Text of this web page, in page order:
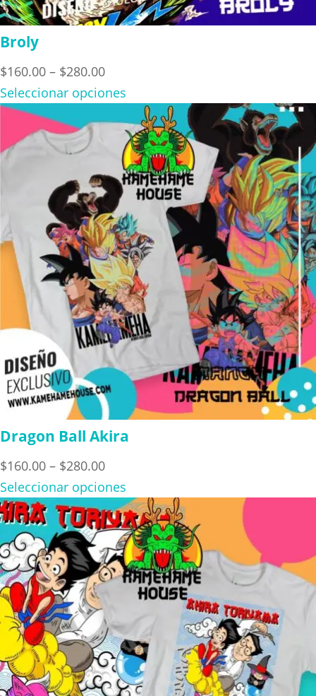
Broly
$160.00 – $280.00Price
range:
$160.00
through
$280.00
Seleccionar opciones
Dragon Ball Akira
$160.00 – $280.00Price
range:
$160.00
through
$280.00
Seleccionar opciones